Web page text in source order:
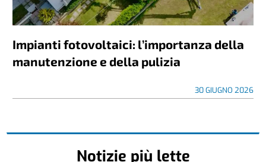
Impianti fotovoltaici: l’importanza della
manutenzione e della pulizia
30 GIUGNO 2026
Notizie più lette